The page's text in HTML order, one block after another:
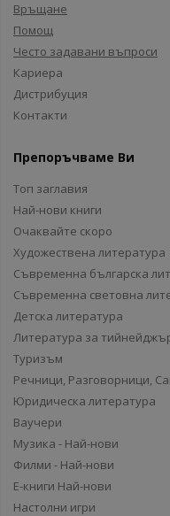
Връщане
Помощ
Често задавани въпроси
Кариера
Дистрибуция
Контакти
Препоръчваме Ви
Топ заглавия
Най-нови книги
Очаквайте скоро
Художествена литература
Съвременна българска
Съвременна световна
Детска литература
Литература за
Туризъм
Речници, Разговорници,
Юридическа литература
Ваучери
Музика - Най-нови
Филми - Най-нови
Е-книги Най-нови
Настолни игри